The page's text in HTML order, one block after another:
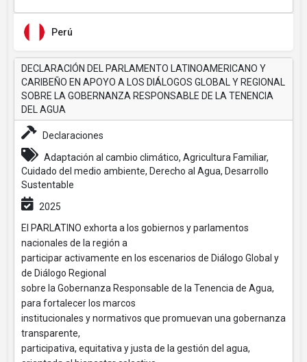
Perú
DECLARACIÓN DEL PARLAMENTO LATINOAMERICANO Y
CARIBEÑO EN APOYO A LOS DIÁLOGOS GLOBAL Y REGIONAL
SOBRE LA GOBERNANZA RESPONSABLE DE LA TENENCIA
DEL AGUA
Declaraciones
Adaptación al cambio climático, Agricultura Familiar,
Cuidado del medio ambiente, Derecho al Agua, Desarrollo
Sustentable
2025
El PARLATINO exhorta a los gobiernos y parlamentos
nacionales de la región a
participar activamente en los escenarios de Diálogo Global y
de Diálogo Regional
sobre la Gobernanza Responsable de la Tenencia de Agua,
para fortalecer los marcos
institucionales y normativos que promuevan una gobernanza
transparente,
participativa, equitativa y justa de la gestión del agua,